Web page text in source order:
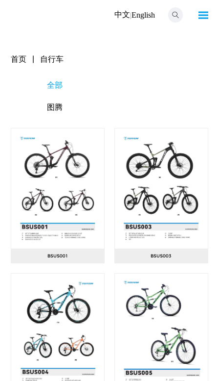
中文|English
首页 自行车
全部
图腾
BSUS001 BSUS003